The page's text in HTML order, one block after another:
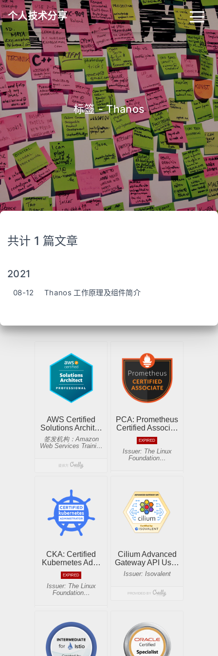
个人技术分享
首页 归档 分类
标签 关于 友链
RSS 搜索 关灯
标签 - Thanos
共计 1 篇文章
2021
08-12 Thanos 工作原理及组件简介